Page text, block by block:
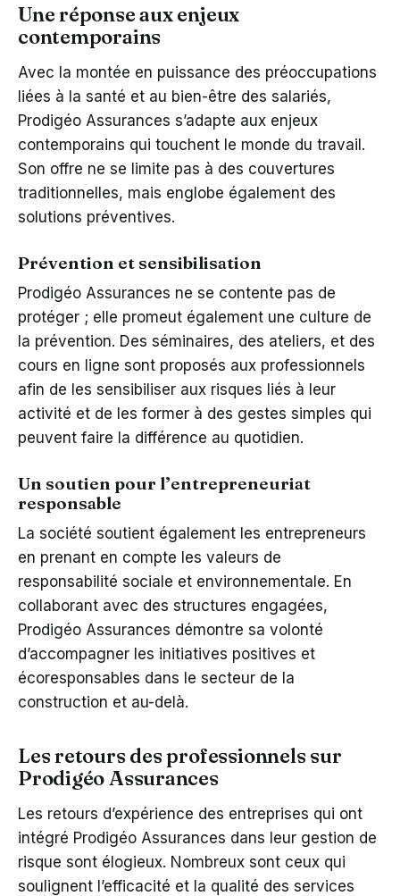
Une réponse aux enjeux
contemporains
Avec la montée en puissance des préoccupations
liées à la santé et au bien-être des salariés,
Prodigéo Assurances s’adapte aux enjeux
contemporains qui touchent le monde du travail.
Son offre ne se limite pas à des couvertures
traditionnelles, mais englobe également des
solutions préventives.
Prévention et sensibilisation
Prodigéo Assurances ne se contente pas de
protéger ; elle promeut également une culture de
la prévention. Des séminaires, des ateliers, et des
cours en ligne sont proposés aux professionnels
afin de les sensibiliser aux risques liés à leur
activité et de les former à des gestes simples qui
peuvent faire la différence au quotidien.
Un soutien pour l’entrepreneuriat
responsable
La société soutient également les entrepreneurs
en prenant en compte les valeurs de
responsabilité sociale et environnementale. En
collaborant avec des structures engagées,
Prodigéo Assurances démontre sa volonté
d’accompagner les initiatives positives et
écoresponsables dans le secteur de la
construction et au-delà.
Les retours des professionnels sur
Prodigéo Assurances
Les retours d’expérience des entreprises qui ont
intégré Prodigéo Assurances dans leur gestion de
risque sont élogieux. Nombreux sont ceux qui
soulignent l’efficacité et la qualité des services